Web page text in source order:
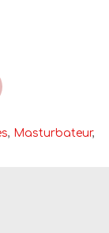
, Masturbateur,